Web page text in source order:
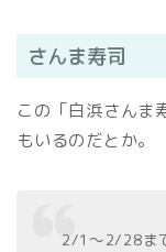
さんま寿司
この「白浜さんま
もいるのだとか。
2/1〜2/28ま